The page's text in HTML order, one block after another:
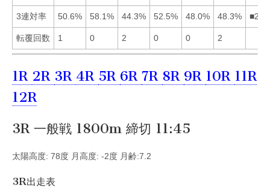
3連対率 50.6% 58.1% 44.3% 52.5% 48.0% 48.3%
転覆回数 1 0 2 0 0 2
1R 2R 3R 4R 5R 6R 7R 8R 9R 10R 11R
12R
3R 一般戦 1800m 締切 11:45
太陽高度: 78度 月高度: -2度 月齢:7.2
3R出走表